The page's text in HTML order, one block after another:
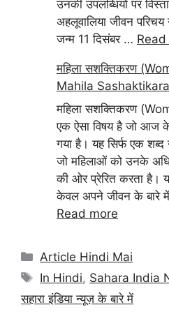
उनकी उपलब्धियों पर
अहलूवालिया जीवन
जन्म 11 दिसंबर …
महिला सशक्तिकरण
Mahila
महिला सशक्तिकरण
एक ऐसा विषय है जो आज
गया है। यह सिर्फ एक शब्द
जो महिलाओं को उनके
की ओर प्रेरित करता है।
केवल अपने जीवन के बारे
Read more
Categories
Article Hindi Mai
Tags
In Hindi, Sahara India
सहारा इंडिया न्यूज़ के बारे में